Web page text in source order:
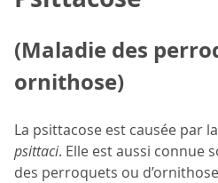
(Maladie des
ornithose)
La psittacose est causée par
psittaci. Elle est aussi connue
des perroquets ou